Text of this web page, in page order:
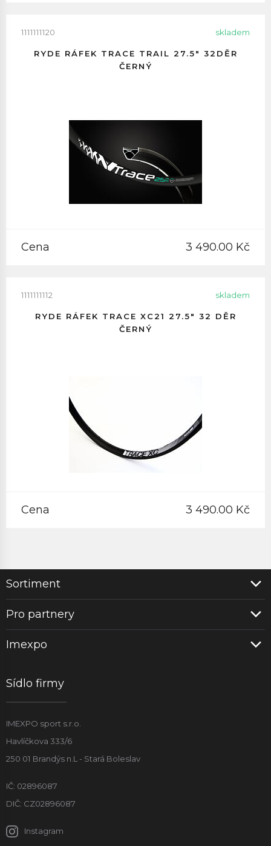
1111111120 skladem
RYDE RÁFEK TRACE TRAIL 27.5" 32DĚR
ČERNÝ
Cena 3 490.00 Kč
1111111112 skladem
RYDE RÁFEK TRACE XC21 27.5" 32 DĚR
ČERNÝ
Cena 3 490.00 Kč
Sortiment
Pro partnery
Imexpo
Sídlo firmy
IMEXPO sport s.r.o.
Havlíčkova 333/6
250 01 Brandýs n.L - Stará Boleslav
IČ: 02896087
DIČ: CZ02896087
Instagram